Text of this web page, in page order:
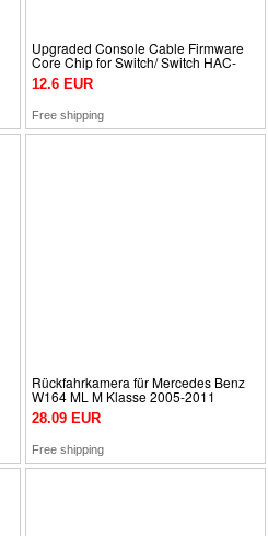
Upgraded Console Cable Firmware
Core Chip for Switch/ Switch HAC-
001
12.6 EUR
Free shipping
Rückfahrkamera für Mercedes Benz
W164 ML M Klasse 2005-2011
Android DVD Radio
28.09 EUR
Free shipping